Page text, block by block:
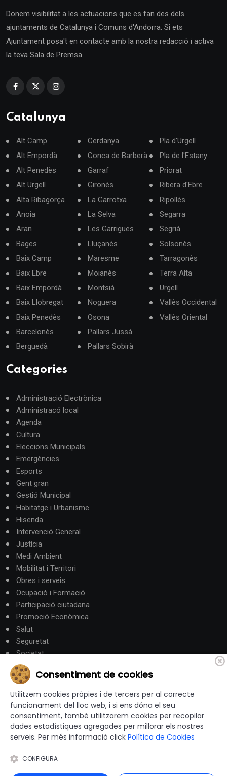
Donem visibilitat a les actuacions que es fan des dels
ajuntaments de Catalunya i Comuns d'Andorra. Si ets
Ajuntament posa't en contacte amb la nostra redacció i activa
la teva Sala de Premsa.
Catalunya
Alt Camp
Alt Empordà
Alt Penedès
Alt Urgell
Alta Ribagorça
Anoia
Aran
Bages
Baix Camp
Baix Ebre
Baix Empordà
Baix Llobregat
Baix Penedès
Barcelonès
Berguedà
Cerdanya
Conca de Barberà
Garraf
Gironès
La Garrotxa
La Selva
Les Garrigues
Lluçanès
Maresme
Moianès
Montsià
Noguera
Osona
Pallars Jussà
Pallars Sobirà
Pla d'Urgell
Pla de l'Estany
Priorat
Ribera d'Ebre
Ripollès
Segarra
Segrià
Solsonès
Tarragonès
Terra Alta
Urgell
Vallès Occidental
Vallès Oriental
Categories
Administració Electrònica
Administracó local
Agenda
Cultura
Eleccions Municipals
Emergències
Esports
Gent gran
Gestió Municipal
Habitatge i Urbanisme
Hisenda
Intervenció General
Justícia
Medi Ambient
Mobilitat i Territori
Obres i serveis
Ocupació i Formació
Participació ciutadana
Promoció Econòmica
Salut
Seguretat
Societat
Turisme
Altres Canals
canalandorra.ad
© 2012-2026 Ajuntaments de Catalunya - Tots els drets
Consentiment de cookies
Utilitzem cookies pròpies i de tercers per al correcte
funcionament del lloc web, i si ens dóna el seu
consentiment, també utilitzarem cookies per recopilar
dades estadístiques agregades per millorar els nostres
serveis. Per més informació click Política de Cookies
CONFIGURA